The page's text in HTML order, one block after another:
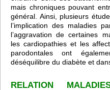
mais chroniques pouvant
général. Ainsi, plusieurs
l’implication des maladies
l’aggravation de certaines
les cardiopathies et les
parodontales ont
déséquilibre du diabète et
RELATION